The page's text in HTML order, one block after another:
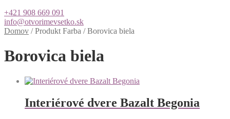
+421 908 669 091
info@otvorimevsetko.sk
Domov /Produkt Farba /Borovica biela
Borovica biela
Interiérové dvere Bazalt Begonia